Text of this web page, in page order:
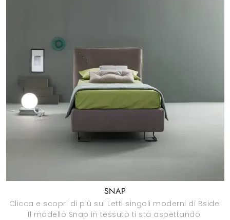
SNAP
Clicca e scopri di più sui Letti singoli moderni di Bside!
Il modello Snap in tessuto ti sta aspettando.